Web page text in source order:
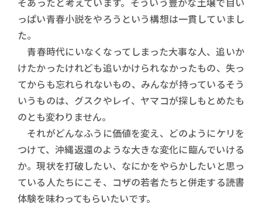
っぱい青春小説をやろうという構想は一貫していまし
た。
青春時代にいなくなってしまった大事な人、追いか
けたかったけれども追いかけられなかったもの、失っ
てからも忘れられないもの、みんなが持っているそう
いうものは、グスクやレイ、ヤマコが探しもとめたも
のとも変わりません。
それがどんなふうに価値を変え、どのようにケリを
つけて、沖縄返還のような大きな変化に臨んでいける
か。現状を打破したい、なにかをやらかしたいと思っ
ている人たちにこそ、コザの若者たちと併走する読書
体験を味わってもらいたいです。